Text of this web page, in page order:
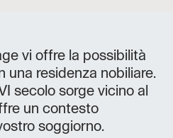
vi offre la possibilità
una residenza nobiliare.
secolo sorge vicino al
un contesto
soggiorno.